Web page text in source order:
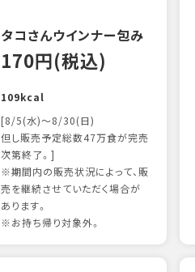
タコさんウインナー包み
170円(税込)
109kcal
[8/5(水)～8/30(日)
但し販売予定総数47万食が完売
次第終了。]
※期間内の販売状況によって、販
売を継続させていただく場合が
あります。
※お持ち帰り対象外。